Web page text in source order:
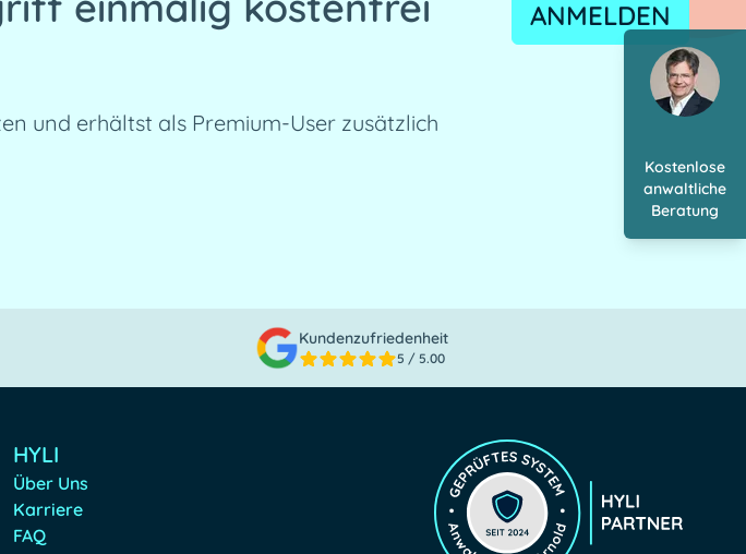
und erhältst als Premium-User zusätzlich
ANMELDEN
Kostenlose
anwaltliche
Beratung
Kundenzufriedenheit
5 / 5.00
HYLI
Über Uns
Karriere
FAQ